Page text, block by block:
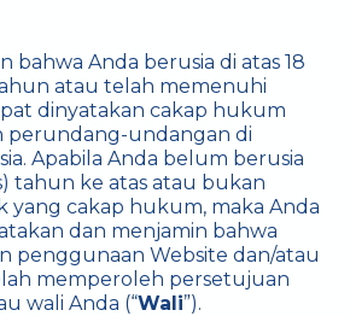
bahwa Anda berusia di atas 18
atau telah memenuhi
dinyatakan cakap hukum
perundang-undangan di
Apabila Anda belum berusia
tahun ke atas atau bukan
yang cakap hukum, maka Anda
dan menjamin bahwa
penggunaan Website dan/atau
memperoleh persetujuan
wali Anda (“Wali”).